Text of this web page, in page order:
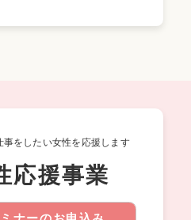
をしたい女性を応援します
応援事業